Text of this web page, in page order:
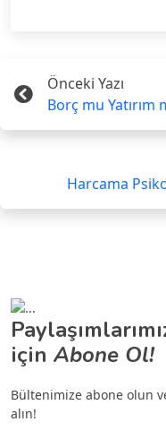
Önceki Yazı
Borç mu Yatırım
Harcama
için Abone Ol!
Bültenimize abone olun
alın!